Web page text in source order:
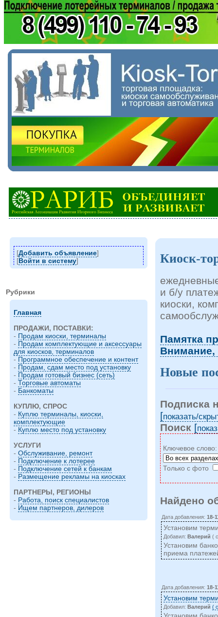
[Добавить объявление]
[Войти в систему]
Рубрики
Главная
ПРОДАЖИ, ПОСТАВКИ:
- Продам киоски, терминалы
- Продам комплектующие и аксессуары
для киосков, терминалов
- Программное обеспечение и контент
- Продам, сдам место под установку
- Продам готовый бизнес (сеть)
- Торговые автоматы
- Банкоматы
КУПЛЮ, СПРОС
- Куплю терминалы, киоски,
комплектующие
- Куплю место под установку
УСЛУГИ
- Обслуживание, ремонт
- Подключение к лотерее
- Подключение сетей к банкам
- Размещение рекламы на киосках
ПАРТНЕРЫ, РЕГИОНЫ
- Работа, поиск специалистов
- Ищем партнеров, дилеров
Киоск-
и б/у
киоски,
Памятка
Внимание,
Новые
Подписка
[показать/
Поиск [
Ключевое
Только с фото
Найдено
Дата добавления:18-
Установим
Добавил:Валерий (
Установим
приема
Дата добавления:18-
Установим
Добавил:Валерий (
Установим